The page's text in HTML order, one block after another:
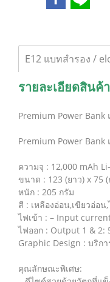
รายละเอียดสินค้า
Premium Power Bank
Premium Power Bank
ความจุ : 12,000 mAh
ขนาด : 123 (ยาว) x 75
หนัก : 205 กรัม
สี : เหลืองอ่อน,เขียวอ่อน
ไฟเข้า : – Input
ไฟออก : Output 1 & 2:
Graphic Design : บริก
คุณลักษณะพิเศษ: